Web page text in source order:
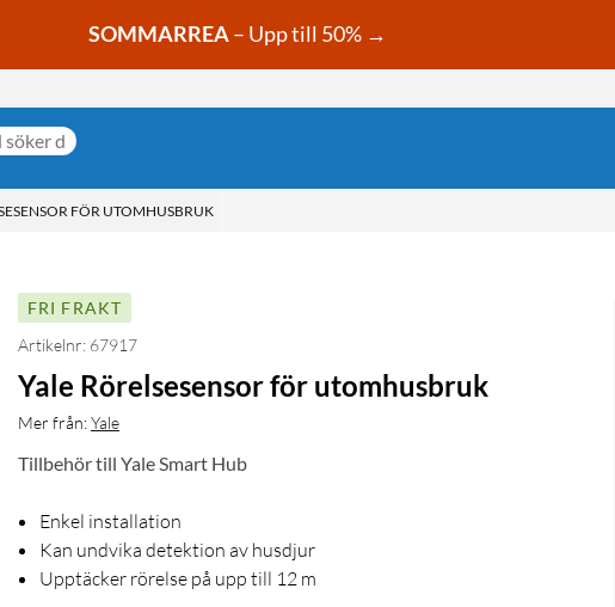
SOMMARREA– Upp till 50% →
FÖR UTOMHUSBRUK
FRI FRAKT
Artikelnr: 67917
Yale Rörelsesensor för utomhusbruk
Mer från:Yale
Tillbehör till Yale Smart Hub
Enkel installation
Kan undvika detektion av husdjur
Upptäcker rörelse på upp till 12 m